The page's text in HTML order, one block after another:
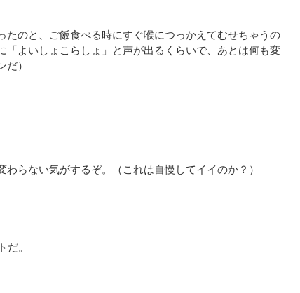
たのと、ご飯食べる時にすぐ喉につっかえてむせちゃうの
「よいしょこらしょ」と声が出るくらいで、あとは何も変
）
らない気がするぞ。（これは自慢してイイのか？）
だ。